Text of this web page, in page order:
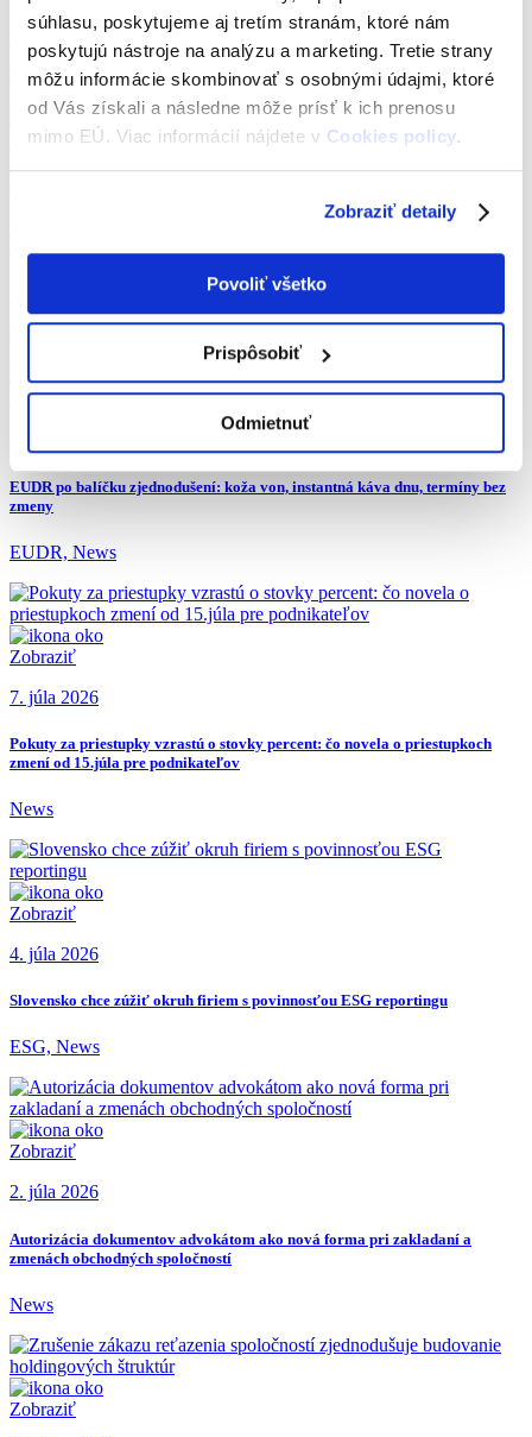
súhlasu, poskytujeme aj tretím stranám, ktoré nám
poskytujú nástroje na analýzu a marketing. Tretie strany
môžu informácie skombinovať s osobnými údajmi, ktoré
od Vás získali a následne môže prísť k ich prenosu
mimo EÚ. Viac informácií nájdete v Cookies policy.
Zobraziť detaily
Povoliť všetko
Prispôsobiť
Odmietnuť
Zobraziť
Zobraziť
EUDR po balíčku zjednodušení: koža von, instantná káva dnu, termíny bez
zmeny
EUDR, News
Zobraziť
7. júla 2026
Pokuty za priestupky vzrastú o stovky percent: čo novela o priestupkoch
zmení od 15.júla pre podnikateľov
News
Zobraziť
4. júla 2026
Slovensko chce zúžiť okruh firiem s povinnosťou ESG reportingu
ESG, News
Zobraziť
2. júla 2026
Autorizácia dokumentov advokátom ako nová forma pri zakladaní a
zmenách obchodných spoločností
News
Zobraziť